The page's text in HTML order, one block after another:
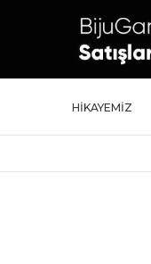
HİKAYEMİZ